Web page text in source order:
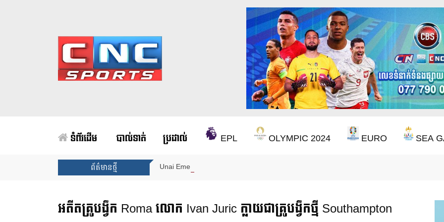
ទំព័រដើម បាល់ទាត់ ប្រដាល់ EPL OLYMPIC 2024 EURO SEA
ព័ត៌មានថ្មី Unai Emery សន្យាថានឹងឈ្នះពានរង្វាន់បន្ថែមទៀត បន្ទាប់ពី Aston Villa ឈ្នះពាន Europa League
អតីតគ្រូបង្វឹក Roma លោក Ivan Juric ក្លាយជាគ្រូបង្វឹកថ្មី Southampton